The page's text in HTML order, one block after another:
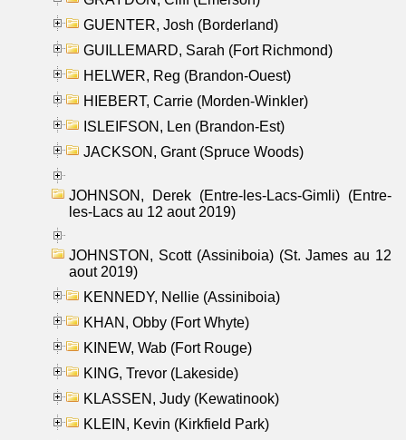
GUENTER, Josh (Borderland)
GUILLEMARD, Sarah (Fort Richmond)
HELWER, Reg (Brandon-Ouest)
HIEBERT, Carrie (Morden-Winkler)
ISLEIFSON, Len (Brandon-Est)
JACKSON, Grant (Spruce Woods)
JOHNSON, Derek (Entre-les-Lacs-Gimli) (Entre-
les-Lacs au 12 aout 2019)
JOHNSTON, Scott (Assiniboia) (St. James au 12
aout 2019)
KENNEDY, Nellie (Assiniboia)
KHAN, Obby (Fort Whyte)
KINEW, Wab (Fort Rouge)
KING, Trevor (Lakeside)
KLASSEN, Judy (Kewatinook)
KLEIN, Kevin (Kirkfield Park)